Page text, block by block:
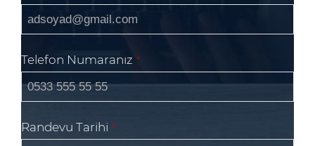
Telefon Numaranız *
Randevu Tarihi *